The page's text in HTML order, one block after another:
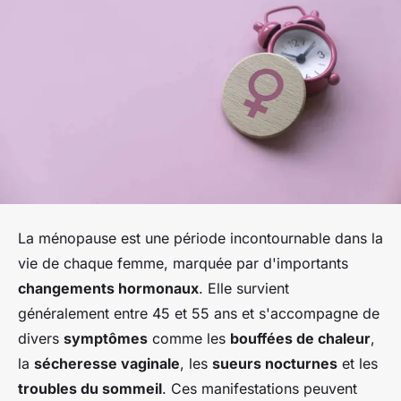
La ménopause est une période incontournable dans la
vie de chaque femme, marquée par d'importants
changements hormonaux. Elle survient
généralement entre 45 et 55 ans et s'accompagne de
divers symptômes comme les bouffées de chaleur,
la sécheresse vaginale, les sueurs nocturnes et les
troubles du sommeil. Ces manifestations peuvent